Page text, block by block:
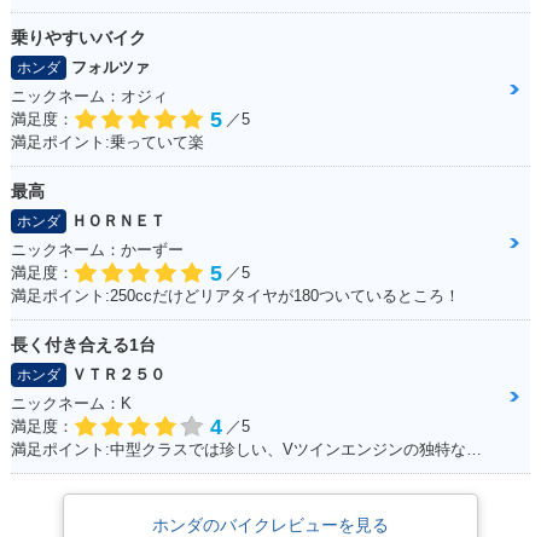
乗りやすいバイク
ホンダ
フォルツァ
ニックネーム：オジィ
満足度：
5 ／5
満足ポイント:乗っていて楽
最高
ホンダ
ＨＯＲＮＥＴ
ニックネーム：かーずー
満足度：
5 ／5
満足ポイント:250ccだけどリアタイヤが180ついているところ！
長く付き合える1台
ホンダ
ＶＴＲ２５０
ニックネーム：K
満足度：
4 ／5
満足ポイント:中型クラスでは珍しい、Vツインエンジンの独特なエンジンサウンドは走っていて気持ちが良い。燃費、運動性能、乗り心地と、どれを取っても優秀で、街乗りからツーリングまで1台でこなせてしまう優等生。
ホンダのバイクレビューを見る